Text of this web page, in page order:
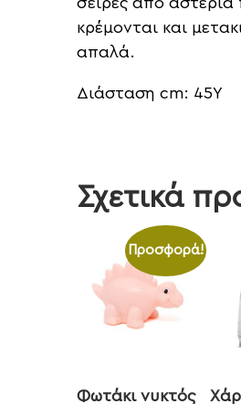
κρέμονται και
απαλά.
Διάσταση cm: 45Υ
Σχετικά
Προσφορά!
Φωτάκι νυκτός